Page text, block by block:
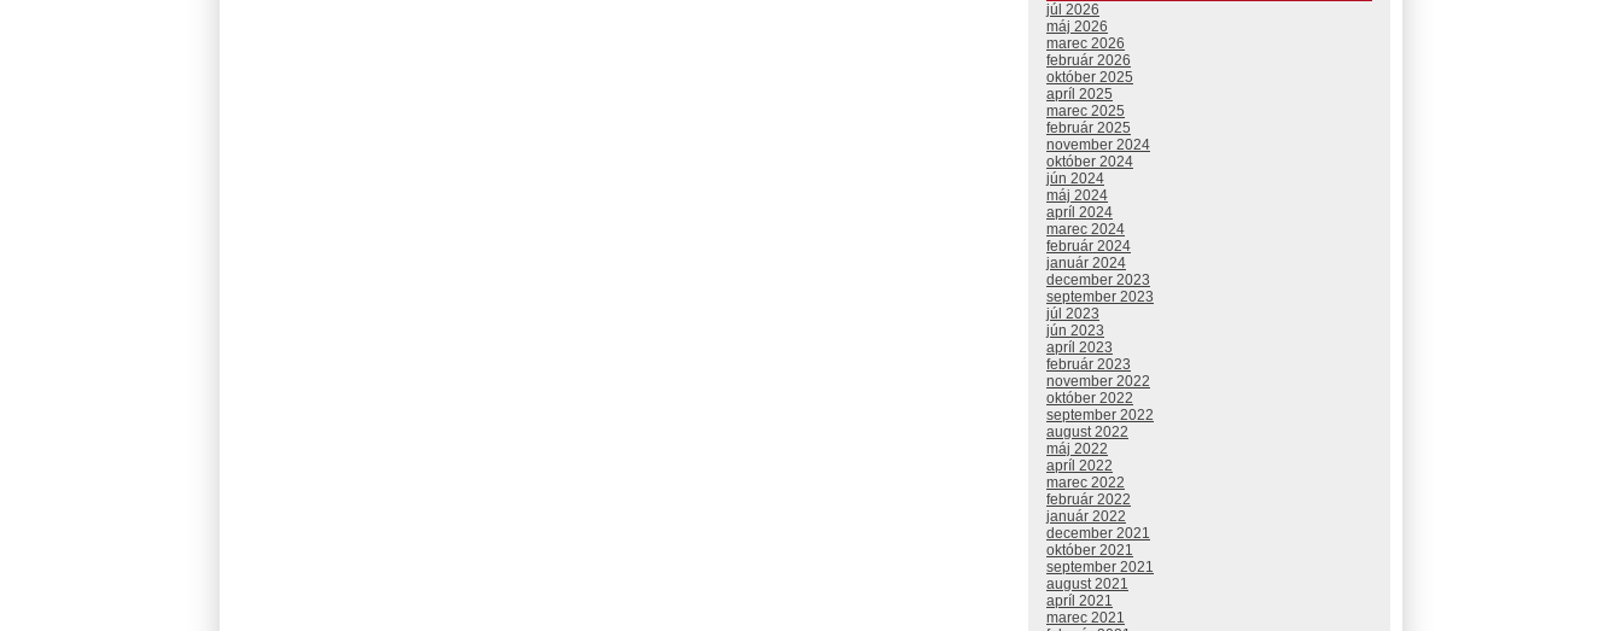
júl 2026
máj 2026
marec 2026
február 2026
október 2025
apríl 2025
marec 2025
február 2025
november 2024
október 2024
jún 2024
máj 2024
apríl 2024
marec 2024
február 2024
január 2024
december 2023
september 2023
júl 2023
jún 2023
apríl 2023
február 2023
november 2022
október 2022
september 2022
august 2022
máj 2022
apríl 2022
marec 2022
február 2022
január 2022
december 2021
október 2021
september 2021
august 2021
apríl 2021
marec 2021